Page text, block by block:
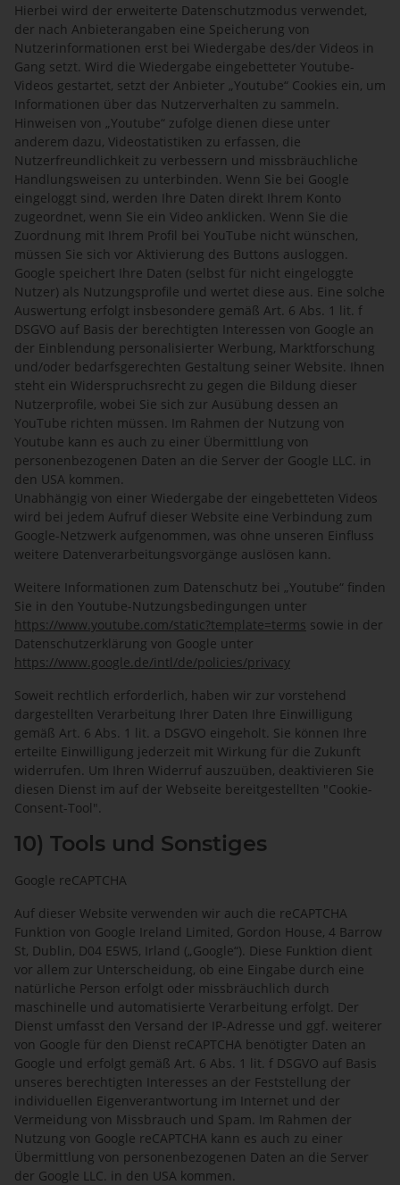
Hierbei wird der erweiterte Datenschutzmodus verwendet,
der nach Anbieterangaben eine Speicherung von
Nutzerinformationen erst bei Wiedergabe des/der Videos in
Gang setzt. Wird die Wiedergabe eingebetteter Youtube-
Videos gestartet, setzt der Anbieter „Youtube“ Cookies ein, um
Informationen über das Nutzerverhalten zu sammeln.
Hinweisen von „Youtube“ zufolge dienen diese unter
anderem dazu, Videostatistiken zu erfassen, die
Nutzerfreundlichkeit zu verbessern und missbräuchliche
Handlungsweisen zu unterbinden. Wenn Sie bei Google
eingeloggt sind, werden Ihre Daten direkt Ihrem Konto
zugeordnet, wenn Sie ein Video anklicken. Wenn Sie die
Zuordnung mit Ihrem Profil bei YouTube nicht wünschen,
müssen Sie sich vor Aktivierung des Buttons ausloggen.
Google speichert Ihre Daten (selbst für nicht eingeloggte
Nutzer) als Nutzungsprofile und wertet diese aus. Eine solche
Auswertung erfolgt insbesondere gemäß Art. 6 Abs. 1 lit. f
DSGVO auf Basis der berechtigten Interessen von Google an
der Einblendung personalisierter Werbung, Marktforschung
und/oder bedarfsgerechten Gestaltung seiner Website. Ihnen
steht ein Widerspruchsrecht zu gegen die Bildung dieser
Nutzerprofile, wobei Sie sich zur Ausübung dessen an
YouTube richten müssen. Im Rahmen der Nutzung von
Youtube kann es auch zu einer Übermittlung von
personenbezogenen Daten an die Server der Google LLC. in
den USA kommen.
Unabhängig von einer Wiedergabe der eingebetteten Videos
wird bei jedem Aufruf dieser Website eine Verbindung zum
Google-Netzwerk aufgenommen, was ohne unseren Einfluss
weitere Datenverarbeitungsvorgänge auslösen kann.
Weitere Informationen zum Datenschutz bei „Youtube“ finden
Sie in den Youtube-Nutzungsbedingungen unter
https://www.youtube.com/static?template=terms sowie in der
Datenschutzerklärung von Google unter
https://www.google.de/intl/de/policies/privacy
Soweit rechtlich erforderlich, haben wir zur vorstehend
dargestellten Verarbeitung Ihrer Daten Ihre Einwilligung
gemäß Art. 6 Abs. 1 lit. a DSGVO eingeholt. Sie können Ihre
erteilte Einwilligung jederzeit mit Wirkung für die Zukunft
widerrufen. Um Ihren Widerruf auszuüben, deaktivieren Sie
diesen Dienst im auf der Webseite bereitgestellten "Cookie-
Consent-Tool".
10) Tools und Sonstiges
Google reCAPTCHA
Auf dieser Website verwenden wir auch die reCAPTCHA
Funktion von Google Ireland Limited, Gordon House, 4 Barrow
St, Dublin, D04 E5W5, Irland („Google“). Diese Funktion dient
vor allem zur Unterscheidung, ob eine Eingabe durch eine
natürliche Person erfolgt oder missbräuchlich durch
maschinelle und automatisierte Verarbeitung erfolgt. Der
Dienst umfasst den Versand der IP-Adresse und ggf. weiterer
von Google für den Dienst reCAPTCHA benötigter Daten an
Google und erfolgt gemäß Art. 6 Abs. 1 lit. f DSGVO auf Basis
unseres berechtigten Interesses an der Feststellung der
individuellen Eigenverantwortung im Internet und der
Vermeidung von Missbrauch und Spam. Im Rahmen der
Nutzung von Google reCAPTCHA kann es auch zu einer
Übermittlung von personenbezogenen Daten an die Server
der Google LLC. in den USA kommen.